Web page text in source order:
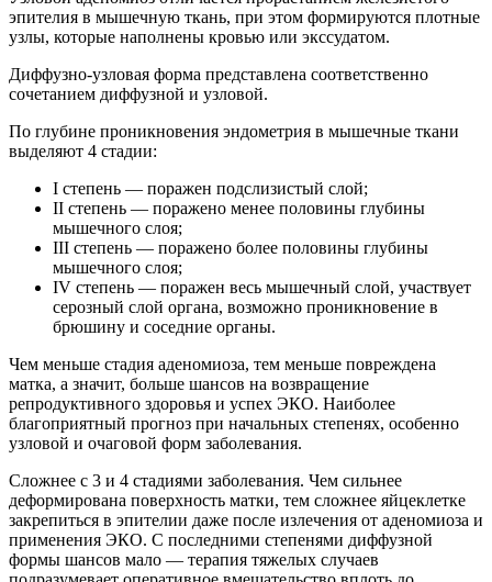
эпителия в мышечную ткань, при этом формируются плотные
узлы, которые наполнены кровью или экссудатом.
Диффузно-узловая форма представлена соответственно
сочетанием диффузной и узловой.
По глубине проникновения эндометрия в мышечные ткани
выделяют 4 стадии:
I степень — поражен подслизистый слой;
II степень — поражено менее половины глубины
мышечного слоя;
III степень — поражено более половины глубины
мышечного слоя;
IV степень — поражен весь мышечный слой, участвует
серозный слой органа, возможно проникновение в
брюшину и соседние органы.
Чем меньше стадия аденомиоза, тем меньше повреждена
матка, а значит, больше шансов на возвращение
репродуктивного здоровья и успех ЭКО. Наиболее
благоприятный прогноз при начальных степенях, особенно
узловой и очаговой форм заболевания.
Сложнее с 3 и 4 стадиями заболевания. Чем сильнее
деформирована поверхность матки, тем сложнее яйцеклетке
закрепиться в эпителии даже после излечения от аденомиоза и
применения ЭКО. С последними степенями диффузной
формы шансов мало — терапия тяжелых случаев